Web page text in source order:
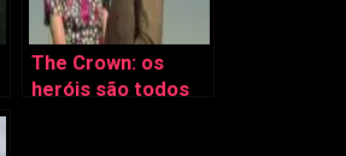
The Crown: os
heróis são todos